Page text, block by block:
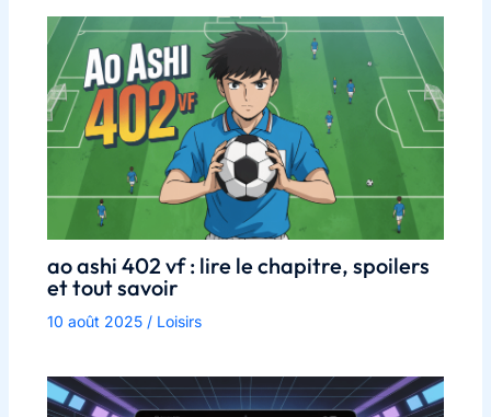
ao ashi 402 vf : lire le chapitre, spoilers
et tout savoir
10 août 2025 / Loisirs